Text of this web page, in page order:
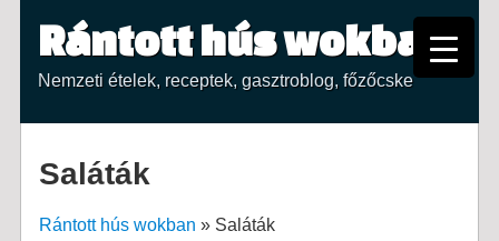
Rántott hús wokban
Nemzeti ételek, receptek, gasztroblog, főzőcske
Saláták
Rántott hús wokban » Saláták